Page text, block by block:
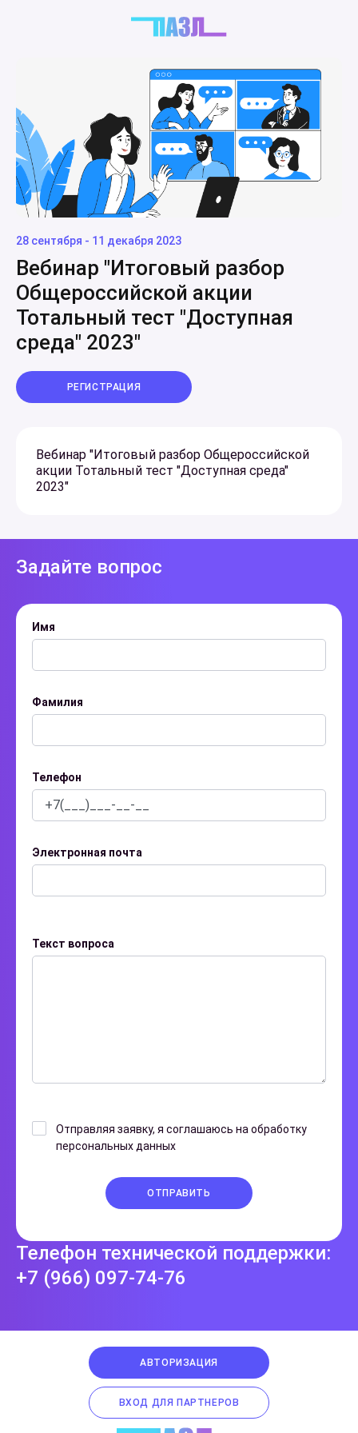
28 сентября - 11 декабря 2023
Вебинар "Итоговый разбор
Общероссийской акции
Тотальный тест "Доступная
среда" 2023"
РЕГИСТРАЦИЯ
Вебинар "Итоговый разбор Общероссийской
акции Тотальный тест "Доступная среда"
2023"
Задайте вопрос
Имя
Фамилия
Телефон
Электронная почта
Текст вопроса
Отправляя заявку, я соглашаюсь на обработку
персональных данных
ОТПРАВИТЬ
Телефон технической поддержки:
+7 (966) 097-74-76
АВТОРИЗАЦИЯ
ВХОД ДЛЯ ПАРТНЕРОВ